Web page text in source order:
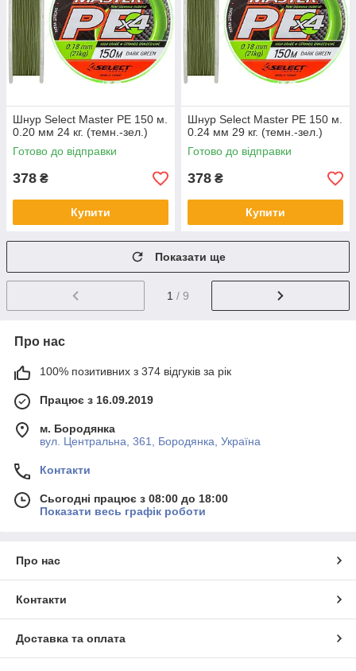
Шнур Select Master PE 150 м.
0.20 мм 24 кг. (темн.-зел.)
Готово до відправки
378 ₴
Купити
Шнур Select Master PE 150 м.
0.24 мм 29 кг. (темн.-зел.)
Готово до відправки
378 ₴
Купити
Показати ще
1 / 9
Про нас
100% позитивних з 374 відгуків за рік
Працює з 16.09.2019
м. Бородянка
вул. Центральна, 361, Бородянка, Україна
Контакти
Сьогодні працює з 08:00 до 18:00
Показати весь графік роботи
Про нас
Контакти
Доставка та оплата